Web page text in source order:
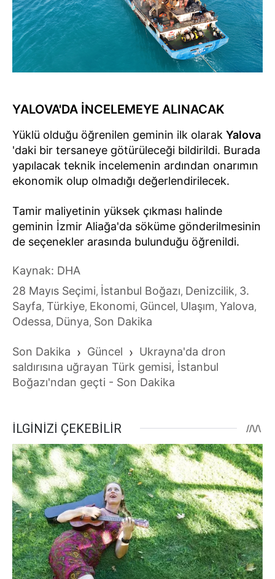
YALOVA'DA İNCELEMEYE ALINACAK
Yüklü olduğu öğrenilen geminin ilk olarak Yalova
'daki bir tersaneye götürüleceği bildirildi. Burada
yapılacak teknik incelemenin ardından onarımın
ekonomik olup olmadığı değerlendirilecek.
Tamir maliyetinin yüksek çıkması halinde
geminin İzmir Aliağa'da söküme gönderilmesinin
de seçenekler arasında bulunduğu öğrenildi.
Kaynak: DHA
28 Mayıs Seçimi, İstanbul Boğazı, Denizcilik, 3.
Sayfa, Türkiye, Ekonomi, Güncel, Ulaşım, Yalova,
Odessa, Dünya, Son Dakika
Son Dakika › Güncel › Ukrayna'da dron
saldırısına uğrayan Türk gemisi, İstanbul
Boğazı'ndan geçti - Son Dakika